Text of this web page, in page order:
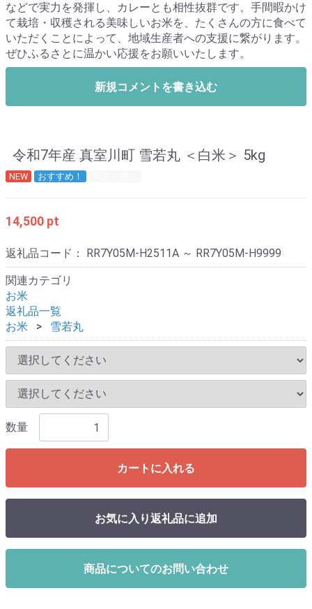
などで実力を発揮し、カレーとも相性抜群です。手間暇かけ
て栽培・収穫される美味しいお米を、たくさんの方に食べて
いただくことによって、地域生産者への支援に繋がります。
ぜひふるさとに温かい応援をお願いいたします。
新規コメントを書き込む
令和7年産 真室川町 雪若丸 ＜白米＞ 5kg
NEW おすすめ！
14,500 pt
返礼品コード： RR7Y05M-H2511A ～ RR7Y05M-H9999
関連カテゴリ
お米
返礼品一覧
お米
雪若丸
数量
カートに入れる
お気に入り返礼品に追加
商品についてのお問い合わせ